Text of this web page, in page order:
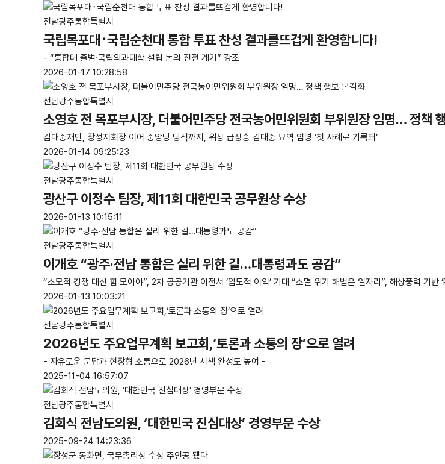
전남광주통합특별시
국립목포대･국립순천대 통합 투표 찬성 결과를뜨겁게 환영합니다!
- “통합대 출범·국립의과대학 설립 논의 진전 계기” 강조
2026-01-17 10:28:58
전남광주통합특별시
소영호 전 목포부시장, 더불어민주당 전국농어민위원회 부위원장 임명… 정책
김대중재단, 장성지회장 이어 중앙당 당직까지, 위상 급상승 김대중 묘역 임명 ‘첫 사례로 기록돼’
2026-01-14 09:25:23
전남광주통합특별시
광산구 이정수 팀장, 제11회 대한민국 공무원상 수상
2026-01-13 10:15:11
전남광주통합특별시
이개호 “광주·전남 통합은 실리 위한 길…대통령과도 공감”
“소모적 경쟁 대신 힘 모아야”, 2차 공공기관 이전서 ‘압도적 이익’ 기대 “소멸 위기 해법은 일자리”, 해상풍력 기반
2026-01-13 10:03:21
전남광주통합특별시
2026년도 주요업무계획 보고회,‘토론과 소통의 장’으로 열려
- 자유로운 문답과 현장형 소통으로 2026년 시책 완성도 높여 -
2025-11-04 16:57:07
전남광주통합특별시
김회식 전남도의원, ‘대한민국 진심대상’ 경영부문 수상
2025-09-24 14:23:36